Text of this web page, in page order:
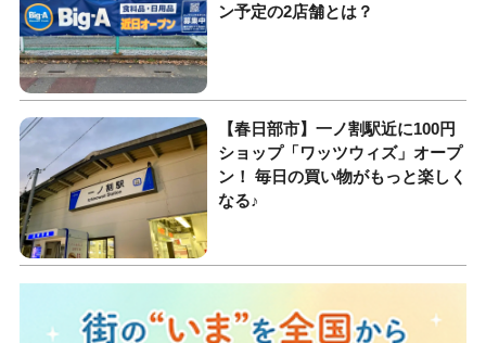
ン予定の2店舗とは？
【春日部市】一ノ割駅近に100円
ショップ「ワッツウィズ」オープ
ン！ 毎日の買い物がもっと楽しく
なる♪